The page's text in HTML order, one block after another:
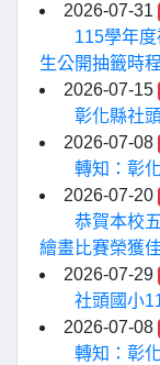
2026-07-31
115學年
生公開抽籤時程
2026-07-15
彰化縣社
2026-07-08
轉知：彰
2026-07-20
恭賀本校
繪畫比賽榮獲
2026-07-29
社頭國小
2026-07-08
轉知：彰